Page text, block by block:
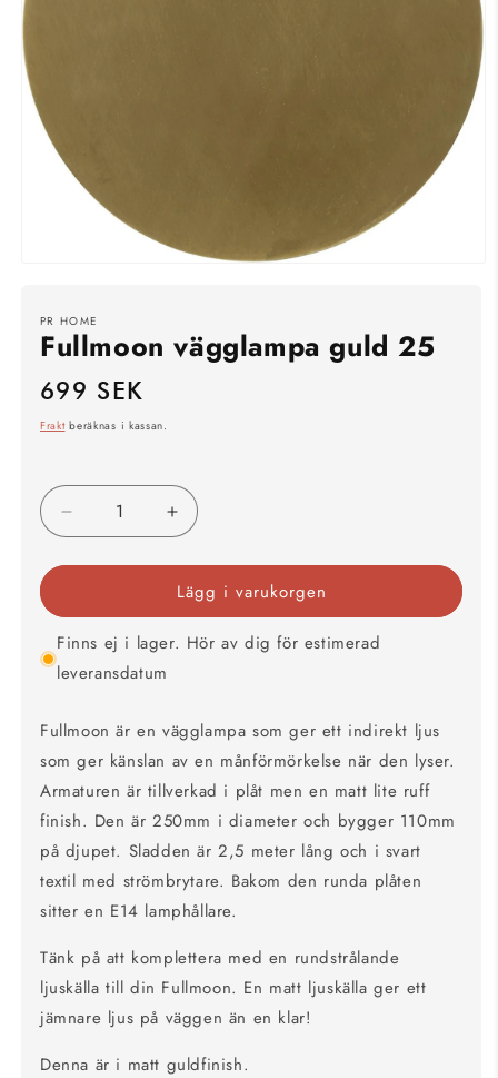
modalfönster
PR HOME
Fullmoon vägglampa guld 25
Ordinarie
pris
699 SEK
Fraktberäknas i kassan.
Minska
kvantitet
för
vägglampa
guld
Öka
kvantitet
för
Fullmoon
vägglampa
guld
Lägg i varukorgen
Finns ej i lager. Hör av dig för estimerad
leveransdatum
Fullmoon är en vägglampa som ger ett indirekt ljus
som ger känslan av en månförmörkelse när den lyser.
Armaturen är tillverkad i plåt men en matt lite ruff
finish. Den är 250mm i diameter och bygger 110mm
på djupet. Sladden är 2,5 meter lång och i svart
textil med strömbrytare. Bakom den runda plåten
sitter en E14 lamphållare.
Tänk på att komplettera med en rundstrålande
ljuskälla till din Fullmoon. En matt ljuskälla ger ett
jämnare ljus på väggen än en klar!
Denna är i matt guldfinish.